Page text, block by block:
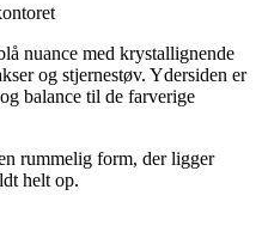
nuance med krystallignende
og stjernestøv. Ydersiden er
balance til de farverige
rummelig form, der ligger
helt op.